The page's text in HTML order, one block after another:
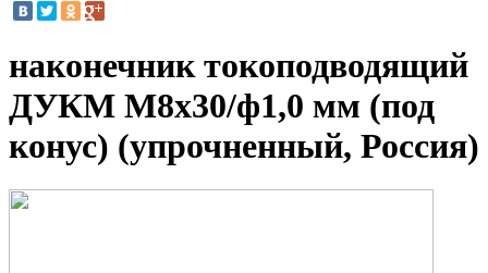
наконечник токоподводящий
ДУКМ М8х30/ф1,0 мм (под
конус) (упрочненный, Россия)